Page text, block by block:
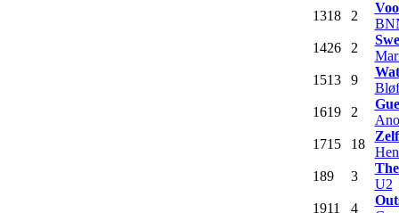
1318 2
1426 2
1513 9
Bløf
1619 2
1715 18
189 3
U2
1911 4